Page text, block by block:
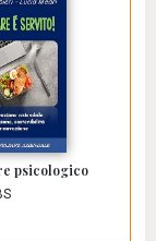
psicologico